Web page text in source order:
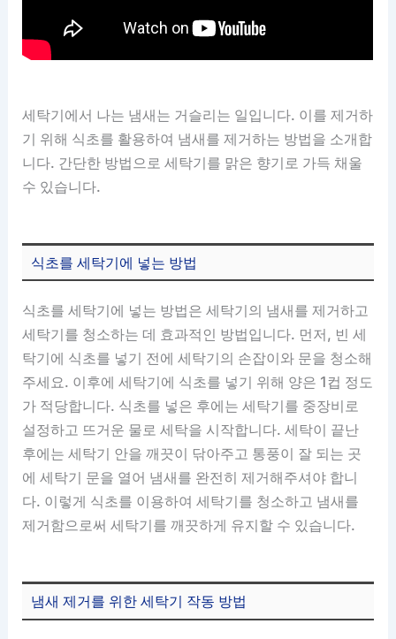
세탁기에서 나는 냄새는 거슬리는 일입니다. 이를 제거하
기 위해 식초를 활용하여 냄새를 제거하는 방법을 소개합
니다. 간단한 방법으로 세탁기를 맑은 향기로 가득 채울
수 있습니다.
식초를 세탁기에 넣는 방법
식초를 세탁기에 넣는 방법은 세탁기의 냄새를 제거하고
세탁기를 청소하는 데 효과적인 방법입니다. 먼저, 빈 세
탁기에 식초를 넣기 전에 세탁기의 손잡이와 문을 청소해
주세요. 이후에 세탁기에 식초를 넣기 위해 양은 1컵 정도
가 적당합니다. 식초를 넣은 후에는 세탁기를 중장비로
설정하고 뜨거운 물로 세탁을 시작합니다. 세탁이 끝난
후에는 세탁기 안을 깨끗이 닦아주고 통풍이 잘 되는 곳
에 세탁기 문을 열어 냄새를 완전히 제거해주셔야 합니
다. 이렇게 식초를 이용하여 세탁기를 청소하고 냄새를
제거함으로써 세탁기를 깨끗하게 유지할 수 있습니다.
냄새 제거를 위한 세탁기 작동 방법